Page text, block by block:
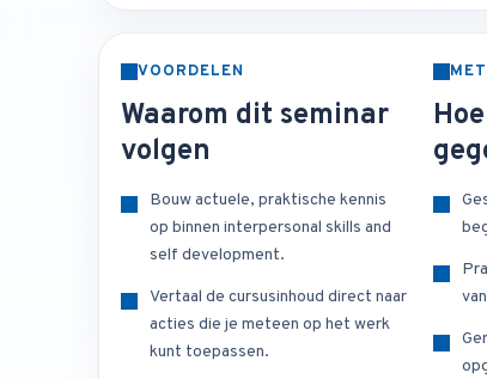
VOORDELEN
Waarom dit seminar
volgen
Bouw actuele, praktische kennis
op binnen interpersonal skills and
self development.
Vertaal de cursusinhoud direct naar
acties die je meteen op het werk
kunt toepassen.